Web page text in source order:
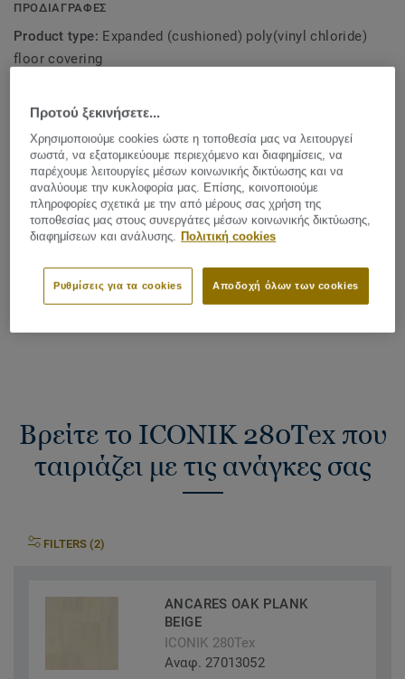
ΠΡΟΔΙΑΓΡΑΦΕΣ
Product type: Expanded (cushioned) poly(vinyl chloride)
floor covering
Commercial classification:
Binder content:Type I
Total thickness:2,80 mm
Συνολικό αποτύπωμα άνθρακα (ανακύκλωση)
ΤΟ ΑΠΟΤΥΠΩΜΑ ΑΝΘΡΑΚΑ ΤΟΥ ΕΡΓΟΥ ΜΟΥ
Βρείτε το ICONIK 280Tex που
ταιριάζει με τις ανάγκες σας
FILTERS (2)
ANCARES OAK PLANK
BEIGE
ICONIK 280Tex
Αναφ. 27013052
Προτού ξεκινήσετε...
Χρησιμοποιούμε cookies ώστε η τοποθεσία μας να λειτουργεί
σωστά, να εξατομικεύουμε περιεχόμενο και διαφημίσεις, να
παρέχουμε λειτουργίες μέσων κοινωνικής δικτύωσης και να
αναλύουμε την κυκλοφορία μας. Επίσης, κοινοποιούμε
πληροφορίες σχετικά με την από μέρους σας χρήση της
τοποθεσίας μας στους συνεργάτες μέσων κοινωνικής δικτύωσης,
διαφημίσεων και ανάλυσης.
Πολιτική cookies
Αποδοχή όλων των cookies
Ρυθμίσεις για τα cookies